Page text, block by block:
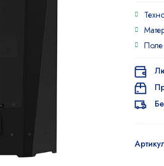
4.75
на
опроса